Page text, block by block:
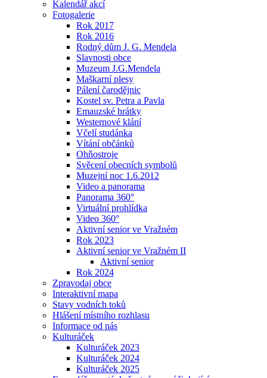
Kalendář akcí
Fotogalerie
Rok 2017
Rok 2016
Rodný dům J. G. Mendela
Slavnosti obce
Muzeum J.G.Mendela
Maškarní plesy
Pálení čarodějnic
Kostel sv. Petra a Pavla
Emauzské hrátky
Westernové klání
Včelí studánka
Vítání občánků
Ohňostroje
Svěcení obecních symbolů
Muzejní noc 1.6.2012
Video a panorama
Panorama 360°
Virtuální prohlídka
Video 360°
Aktivní senior ve Vražném
Rok 2023
Aktivní senior ve Vražném II
Aktivní senior
Rok 2024
Zpravodaj obce
Interaktivní mapa
Stavy vodních toků
Hlášení místního rozhlasu
Informace od nás
Kulturáček
Kulturáček 2023
Kulturáček 2024
Kulturáček 2025